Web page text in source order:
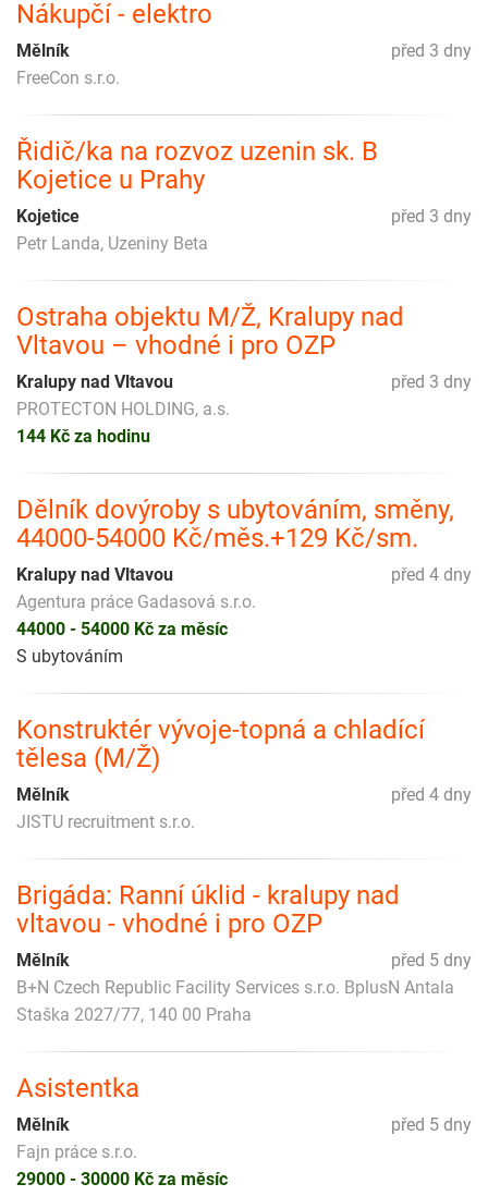
Nákupčí - elektro
před 3 dny
Mělník
FreeCon s.r.o.
Řidič/ka na rozvoz uzenin sk. B
Kojetice u Prahy
před 3 dny
Kojetice
Petr Landa, Uzeniny Beta
Ostraha objektu M/Ž, Kralupy nad
Vltavou – vhodné i pro OZP
před 3 dny
Kralupy nad Vltavou
PROTECTON HOLDING, a.s.
144 Kč za hodinu
Dělník dovýroby s ubytováním, směny,
44000-54000 Kč/měs.+129 Kč/sm.
před 4 dny
Kralupy nad Vltavou
Agentura práce Gadasová s.r.o.
44000 - 54000 Kč za měsíc
S ubytováním
Konstruktér vývoje-topná a chladící
tělesa (M/Ž)
před 4 dny
Mělník
JISTU recruitment s.r.o.
Brigáda: Ranní úklid - kralupy nad
vltavou - vhodné i pro OZP
před 5 dny
Mělník
B+N Czech Republic Facility Services s.r.o. BplusN Antala
Staška 2027/77, 140 00 Praha
Asistentka
před 5 dny
Mělník
Fajn práce s.r.o.
29000 - 30000 Kč za měsíc